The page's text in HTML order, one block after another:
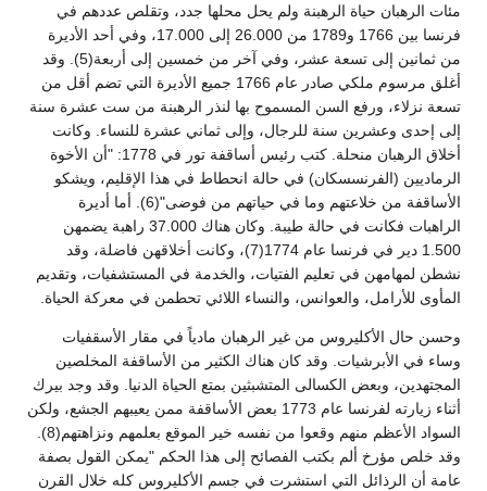
مئات الرهبان حياة الرهبنة ولم يحل محلها جدد، وتقلص عددهم في
فرنسا بين 1766 و1789 من 26.000 إلى 17.000، وفي أحد الأديرة
من ثمانين إلى تسعة عشر، وفي آخر من خمسين إلى أربعة(5). وقد
أغلق مرسوم ملكي صادر عام 1766 جميع الأديرة التي تضم أقل من
تسعة نزلاء، ورفع السن المسموح بها لنذر الرهبنة من ست عشرة سنة
إلى إحدى وعشرين سنة للرجال، وإلى ثماني عشرة للنساء. وكانت
أخلاق الرهبان منحلة. كتب رئيس أساقفة تور في 1778: "أن الأخوة
الرماديين (الفرنسسكان) في حالة انحطاط في هذا الإقليم، ويشكو
الأساقفة من خلاعتهم وما في حياتهم من فوضى"(6). أما أديرة
الراهبات فكانت في حالة طيبة. وكان هناك 37.000 راهبة يضمهن
1.500 دير في فرنسا عام 1774(7)، وكانت أخلاقهن فاضلة، وقد
نشطن لمهامهن في تعليم الفتيات، والخدمة في المستشفيات، وتقديم
المأوى للأرامل، والعوانس، والنساء اللائي تحطمن في معركة الحياة.
وحسن حال الأكليروس من غير الرهبان مادياً في مقار الأسقفيات
وساء في الأبرشيات. وقد كان هناك الكثير من الأساقفة المخلصين
المجتهدين، وبعض الكسالى المتشبثين بمتع الحياة الدنيا. وقد وجد بيرك
أثناء زيارته لفرنسا عام 1773 بعض الأساقفة ممن يعيبهم الجشع، ولكن
السواد الأعظم منهم وقعوا من نفسه خير الموقع بعلمهم ونزاهتهم(8).
وقد خلص مؤرخ ألم بكتب الفصائح إلى هذا الحكم "يمكن القول بصفة
عامة أن الرذائل التي استشرت في جسم الأكليروس كله خلال القرن